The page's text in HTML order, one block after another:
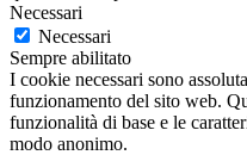
Necessari
Necessari
Sempre abilitato
I cookie necessari sono
funzionamento del sito web.
funzionalità di base e le
modo anonimo.